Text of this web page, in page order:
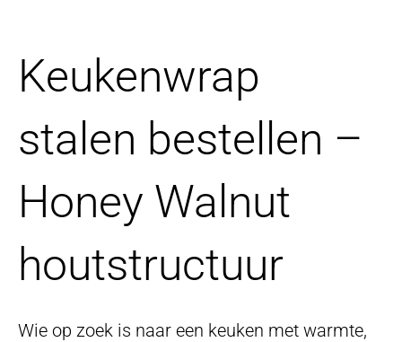
Keukenwrap
stalen bestellen –
Honey Walnut
houtstructuur
Wie op zoek is naar een keuken met warmte,